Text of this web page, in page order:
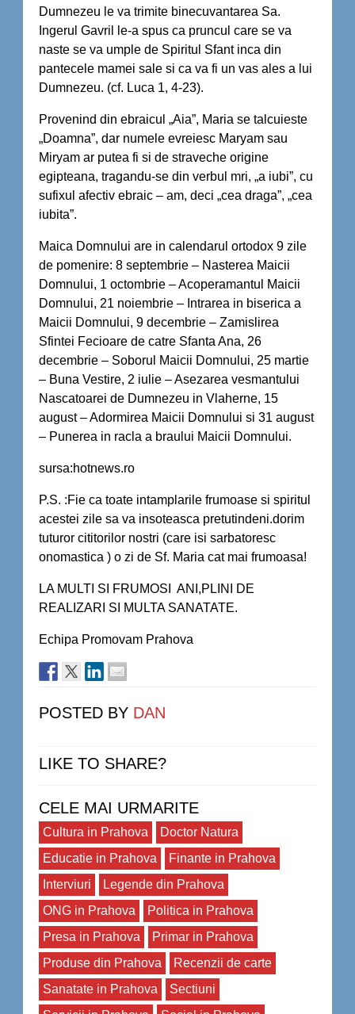
Dumnezeu le va trimite binecuvantarea Sa.
Ingerul Gavril le-a spus ca pruncul care se va
naste se va umple de Spiritul Sfant inca din
pantecele mamei sale si ca va fi un vas ales a lui
Dumnezeu. (cf. Luca 1, 4-23).
Provenind din ebraicul „Aia”, Maria se talcuieste
„Doamna”, dar numele evreiesc Maryam sau
Miryam ar putea fi si de straveche origine
egipteana, tragandu-se din verbul mri, „a iubi”, cu
sufixul afectiv ebraic – am, deci „cea draga”, „cea
iubita”.
Maica Domnului are in calendarul ortodox 9 zile
de pomenire: 8 septembrie – Nasterea Maicii
Domnului, 1 octombrie – Acoperamantul Maicii
Domnului, 21 noiembrie – Intrarea in biserica a
Maicii Domnului, 9 decembrie – Zamislirea
Sfintei Fecioare de catre Sfanta Ana, 26
decembrie – Soborul Maicii Domnului, 25 martie
– Buna Vestire, 2 iulie – Asezarea vesmantului
Nascatoarei de Dumnezeu in Vlaherne, 15
august – Adormirea Maicii Domnului si 31 august
– Punerea in racla a braului Maicii Domnului.
sursa:hotnews.ro
P.S. :Fie ca toate intamplarile frumoase si spiritul
acestei zile sa va insoteasca pretutindeni.dorim
tuturor cititorilor nostri (care isi sarbatoresc
onomastica ) o zi de Sf. Maria cat mai frumoasa!
LA MULTI SI FRUMOSI ANI,PLINI DE
REALIZARI SI MULTA SANATATE.
Echipa Promovam Prahova
POSTED BY DAN
LIKE TO SHARE?
CELE MAI URMARITE
Cultura in Prahova
Doctor Natura
Educatie in Prahova
Finante in Prahova
Interviuri
Legende din Prahova
ONG in Prahova
Politica in Prahova
Presa in Prahova
Primar in Prahova
Produse din Prahova
Recenzii de carte
Sanatate in Prahova
Sectiuni